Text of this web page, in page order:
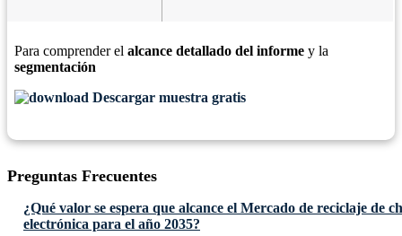
Para comprender el alcance detallado del informe y la
segmentación
Descargar muestra gratis
Preguntas Frecuentes
¿Qué valor se espera que alcance el Mercado de reciclaje de
electrónica para el año 2035?